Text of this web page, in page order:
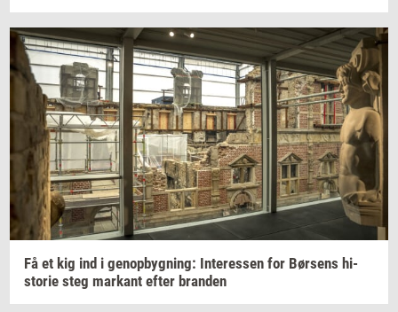
Få et kig ind i genop­byg­ning: In­ter­es­sen for Bør­sens hi­
sto­rie steg mar­kant efter bran­den